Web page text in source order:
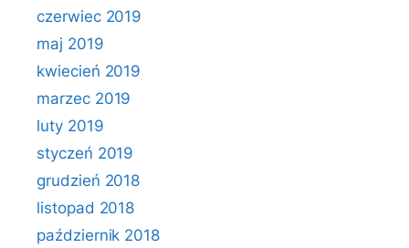
czerwiec 2019
maj 2019
kwiecień 2019
marzec 2019
luty 2019
styczeń 2019
grudzień 2018
listopad 2018
październik 2018